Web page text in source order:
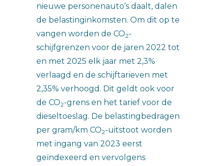
nieuwe personenauto’s daalt, dalen
de belastinginkomsten. Om dit op te
vangen worden de CO2-
schijfgrenzen voor de jaren 2022 tot
en met 2025 elk jaar met 2,3%
verlaagd en de schijftarieven met
2,35% verhoogd. Dit geldt ook voor
de CO2-grens en het tarief voor de
dieseltoeslag. De belastingbedragen
per gram/km CO2-uitstoot worden
met ingang van 2023 eerst
geïndexeerd en vervolgens